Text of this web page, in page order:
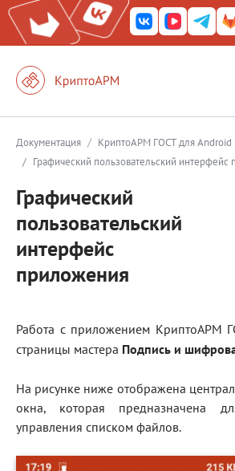
КриптоАРМ
КриптоАРМ
Решения
Документация / КриптоАРМ ГОСТ для Android
/ Графический пользовательский
Графический
пользовательский
интерфейс
приложения
Работа с приложением КриптоАРМ
страницы мастера Подпись и
На рисунке ниже отображена
окна, которая предназначена
управления списком файлов.